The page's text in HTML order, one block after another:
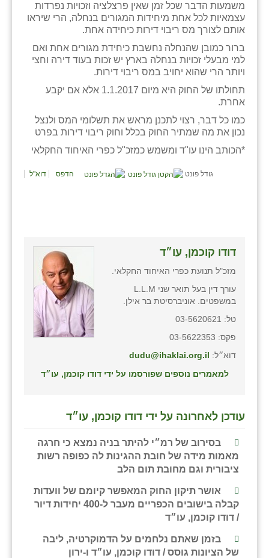
משמעות הדבר שכל זמן שאין פרצלציה וזכויות נפרדות
עצמאיות לכל אחת מיחידות המגורים בנחלה, הרי שיראו
אותם לצורך מס ריבוי דירות כיחידה אחת.
ברור כמובן שהנחלה נחשבת כיחידת מגורים אחת ואם
למי מבעלי זכויות בנחלה בארץ יש זכות בעוד דירה וחצי
ויותר הרי שהוא יחויב במס ריבוי דירות.
תחולתו של החוק היא מיום 1.1.2017 אלא אם יקבע
אחרת.
כמו כל דבר, רצוי לתכנן מראש את תשלומי המס ולנצל
נכון את מה שמתיר החוק בכלל וחוק ריבוי דירות בפרט
*הכותב הינו עו"ד ומשמש כמזכ"ל כפרי האיחוד החקלאי
גודל פונט הדפס דוא"ל
דודו קוכמן, עו״ד
מזכ"ל תנועת כפרי האיחוד החקלאי.
עורך דין בעל תואר שני L.L.M
במשפטים. אוניברסיטת בר אילן.
טל: 03-5620621
פקס: 03-5622353
דוא״ל: dudu@ihaklai.org.il
למאמרים נוספים שפורסמו על ידי דודו קוכמן, עו״ד
עודכן לאחרונה על ידי דודו קוכמן, עו״ד
בסירוב של רמ״י להיתר בניה נמצא כי חרגה
מאמות מידה של חובת ההגינות לה כפופה רשות
ציבורית וגם מחובת תום הלב
אושר תיקון החוק המאפשר קיומם של וועדות
קבלה בישובים הכפריים מעבר ל-400 יחידות דיור
/ דודו קוכמן, עו״ד
בזמן שאתם נלחמים על הדמוקרטיה, ליבה
של הציונות גוסס / דודו קוכמן, עו״ד ו-ירון
כפר שמריהו
מישר
מכורה
נאות הכיכר
עין תמר
קורנית
רימונים
רמת הדר
שדה ורבורג
שדה צבי
שדמה